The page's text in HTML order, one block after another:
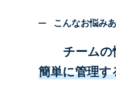
こんなお悩み
チームの
簡単に管理す